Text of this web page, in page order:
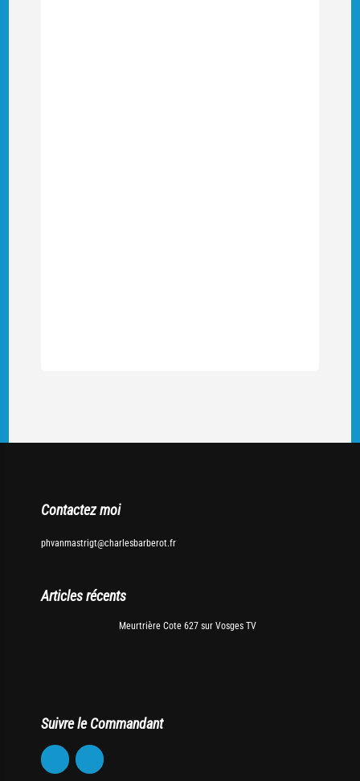
Contactez moi
phvanmastrigt@charlesbarberot.fr
Articles récents
Meurtrière Cote 627 sur Vosges TV
Suivre le Commandant